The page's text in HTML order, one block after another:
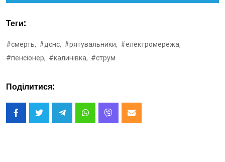
Теги:
#смерть, #дснс, #рятувальники, #електромережа,
#пенсіонер, #калинівка, #струм
Поділитися: